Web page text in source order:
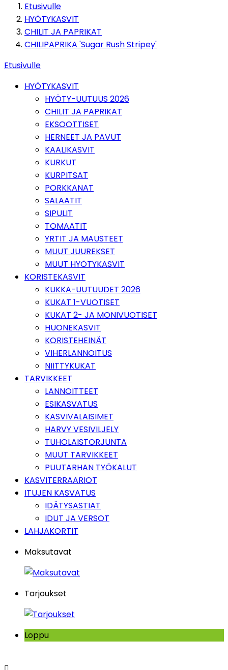
Etusivulle
HYÖTYKASVIT
CHILIT JA PAPRIKAT
CHILIPAPRIKA 'Sugar Rush Stripey'
Etusivulle
HYÖTYKASVIT
HYÖTY-UUTUUS 2026
CHILIT JA PAPRIKAT
EKSOOTTISET
HERNEET JA PAVUT
KAALIKASVIT
KURKUT
KURPITSAT
PORKKANAT
SALAATIT
SIPULIT
TOMAATIT
YRTIT JA MAUSTEET
MUUT JUUREKSET
MUUT HYÖTYKASVIT
KORISTEKASVIT
KUKKA-UUTUUDET 2026
KUKAT 1-VUOTISET
KUKAT 2- JA MONIVUOTISET
HUONEKASVIT
KORISTEHEINÄT
VIHERLANNOITUS
NIITTYKUKAT
TARVIKKEET
LANNOITTEET
ESIKASVATUS
KASVIVALAISIMET
HARVY VESIVILJELY
TUHOLAISTORJUNTA
MUUT TARVIKKEET
PUUTARHAN TYÖKALUT
KASVITERRAARIOT
ITUJEN KASVATUS
IDÄTYSASTIAT
IDUT JA VERSOT
LAHJAKORTIT
Maksutavat
Tarjoukset
Loppu